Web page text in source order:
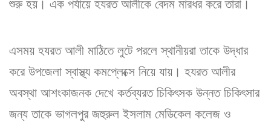
শুরু হয়। এক পর্যায়ে হযরত আলীকে বেদম মারধর করে তারা।
এসময় হযরত আলী মাঠিতে লুটে পরলে স্থানীয়রা তাকে উদ্ধার
করে উপজেলা স্বাস্থ্য কমপ্লেক্সে নিয়ে যায়। হযরত আলীর
অবস্থা আশংকাজনক দেখে কর্তব্যরত চিকিৎসক উন্নত চিকিৎসার
জন্য তাকে ভাগলপুর জহুরুল ইসলাম মেডিকেল কলেজ ও